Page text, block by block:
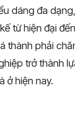
dáng đa
từ hiện đại
thành phải
trở thành
ở hiện nay.